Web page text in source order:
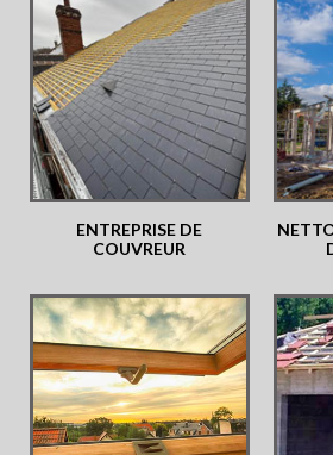
ENTREPRISE DE
COUVREUR